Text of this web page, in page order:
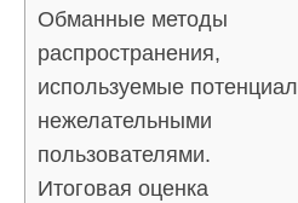
Обманные методы
распространения,
используемые
нежелательными
пользователями.
Итоговая оценка